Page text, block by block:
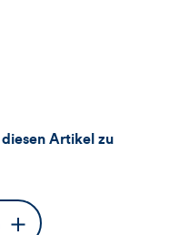
Artikel zu